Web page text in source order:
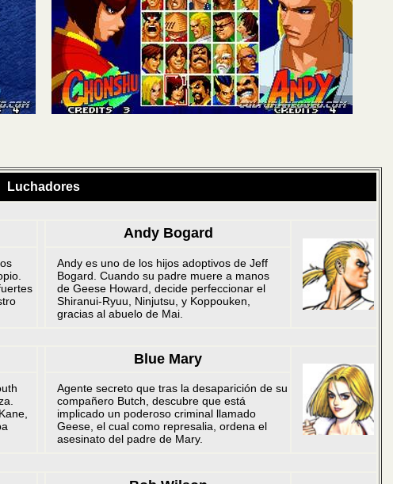
Luchadores
Andy Bogard
Andy es uno de los hijos adoptivos de Jeff
Bogard. Cuando su padre muere a manos
de Geese Howard, decide perfeccionar el
Shiranui-Ryuu, Ninjutsu, y Koppouken,
gracias al abuelo de Mai.
Blue Mary
Agente secreto que tras la desaparición de su
compañero Butch, descubre que está
implicado un poderoso criminal llamado
Geese, el cual como represalia, ordena el
asesinato del padre de Mary.